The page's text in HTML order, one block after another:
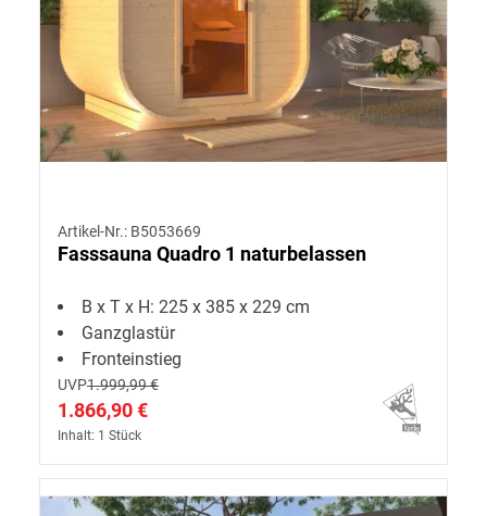
Artikel-Nr.: B5053669
Fasssauna Quadro 1 naturbelassen
B x T x H: 225 x 385 x 229 cm
Ganzglastür
Fronteinstieg
UVP1.999,99 €
1.866,90 €
Inhalt: 1 Stück